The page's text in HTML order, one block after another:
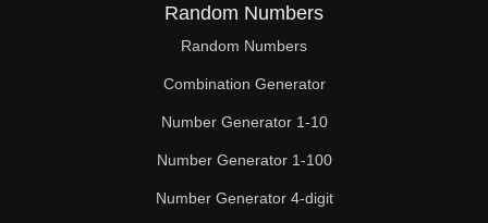
Random Numbers
Random Numbers
Combination Generator
Number Generator 1-10
Number Generator 1-100
Number Generator 4-digit